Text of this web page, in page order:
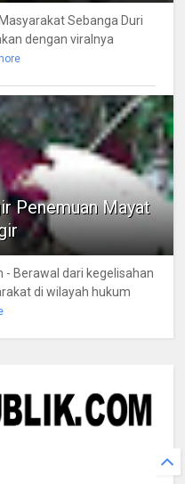
Sebanga Duri
dengan viralnya
Penemuan Mayat
- Berawal dari kegelisahan
di wilayah hukum